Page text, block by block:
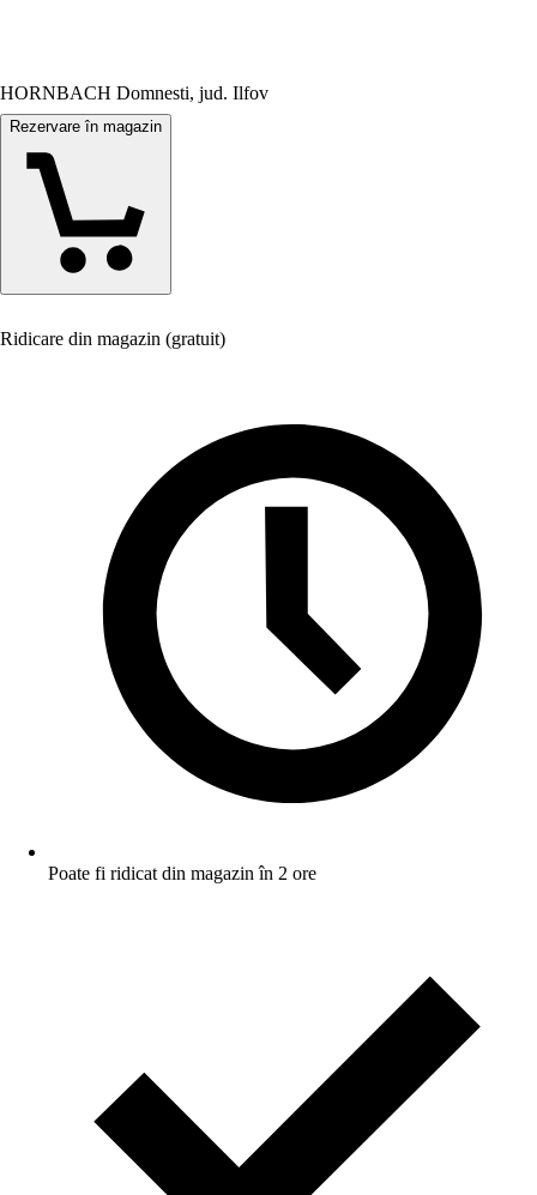
HORNBACH Domnesti, jud. Ilfov
Rezervare în magazin
Ridicare din magazin (gratuit)
Poate fi ridicat din magazin în 2 ore